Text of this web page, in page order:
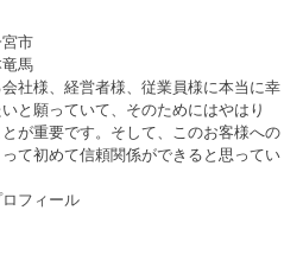
市
馬
社様、経営者様、従業員様に本当に幸
と願っていて、そのためにはやはり
とが重要です。そして、このお客様への
て初めて信頼関係ができると思ってい
ロフィール